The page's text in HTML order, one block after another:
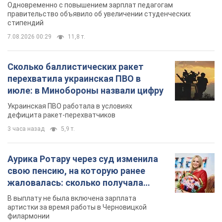
Одновременно с повышением зарплат педагогам
правительство объявило об увеличении студенческих
стипендий
7.08.2026 00:29 11,8 т.
Сколько баллистических ракет
перехватила украинская ПВО в
июле: в Минобороны назвали цифру
Украинская ПВО работала в условиях
дефицита ракет-перехватчиков
3 часа назад 5,9 т.
Аурика Ротару через суд изменила
свою пенсию, на которую ранее
жаловалась: сколько получала
певица
В выплату не была включена зарплата
артистки за время работы в Черновицкой
филармонии